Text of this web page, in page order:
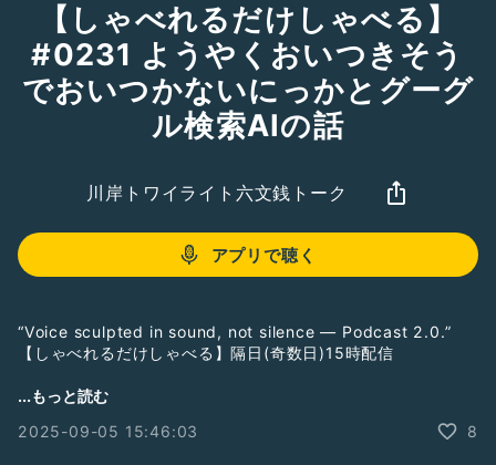
【しゃべれるだけしゃべる】
#0231 ようやくおいつきそう
でおいつかないにっかとグーグ
ル検索AIの話
川岸トワイライト六文銭トーク
アプリで聴く
“Voice sculpted in sound, not silence — Podcast 2.0.”
【しゃべれるだけしゃべる】隔日(奇数日)15時配信
こえと言葉のブログ
＿＿
...もっと読む
2025-09-05 15:46:03
8